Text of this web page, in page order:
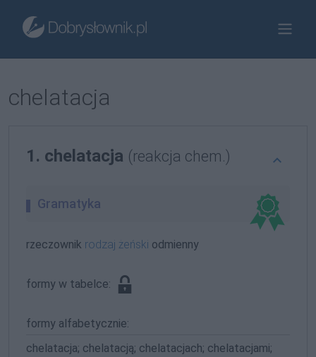
chelatacja
1. chelatacja (reakcja chem.)
Gramatyka
rzeczownik rodzaj żeński odmienny
formy w tabelce:
formy alfabetycznie:
chelatacja; chelatacją; chelatacjach; chelatacjami;